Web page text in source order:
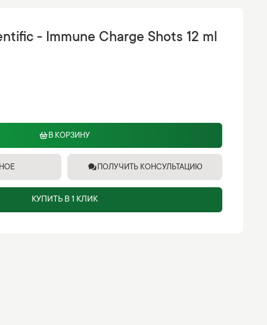
- Immune Charge Shots 12 ml
В КОРЗИНУ
ПОЛУЧИТЬ КОНСУЛЬТАЦИЮ
КУПИТЬ В 1 КЛИК